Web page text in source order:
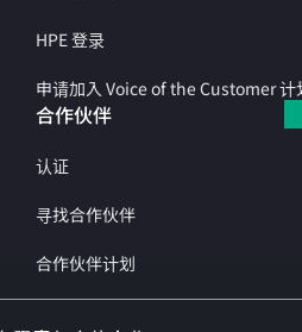
HPE 登录
申请加入 Voice of the Customer 计
合作伙伴
认证
寻找合作伙伴
合作伙伴计划